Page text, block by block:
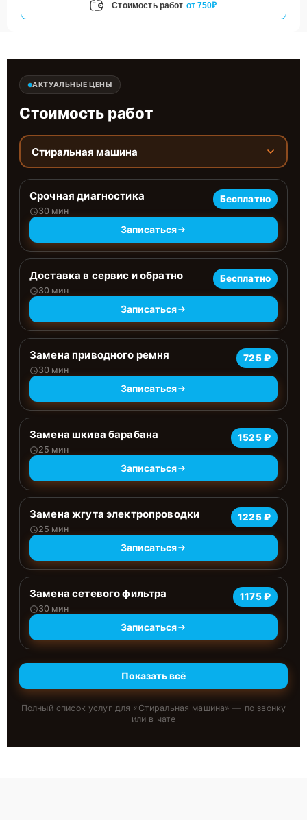
Стоимость работ от 750₽
АКТУАЛЬНЫЕ ЦЕНЫ
Стоимость работ
Стиральная машина
Срочная диагностика
30 мин
Бесплатно
Записаться
Доставка в сервис и обратно
30 мин
Бесплатно
Записаться
Замена приводного ремня
30 мин
725 ₽
Записаться
Замена шкива барабана
25 мин
1525 ₽
Записаться
Замена жгута электропроводки
25 мин
1225 ₽
Записаться
Замена сетевого фильтра
30 мин
1175 ₽
Записаться
Показать всё
Полный список услуг для « Стиральная машина» — по звонку
или в чате